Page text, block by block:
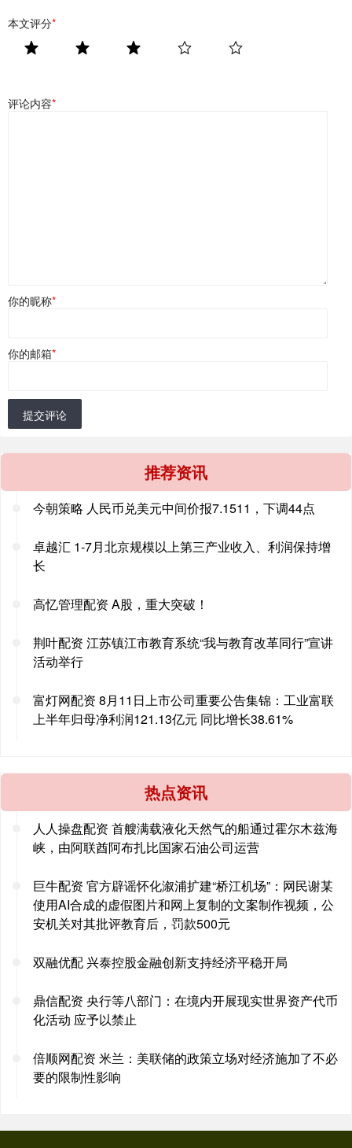
本文评分*
评论内容*
你的昵称*
你的邮箱*
提交评论
推荐资讯
今朝策略 人民币兑美元中间价报7.1511，下调44点
卓越汇 1-7月北京规模以上第三产业收入、利润保持增
长
高忆管理配资 A股，重大突破！
荆叶配资 江苏镇江市教育系统“我与教育改革同行”宣讲
活动举行
富灯网配资 8月11日上市公司重要公告集锦：工业富联
上半年归母净利润121.13亿元 同比增长38.61%
热点资讯
人人操盘配资 首艘满载液化天然气的船通过霍尔木兹海
峡，由阿联酋阿布扎比国家石油公司运营
巨牛配资 官方辟谣怀化溆浦扩建“桥江机场”：网民谢某
使用AI合成的虚假图片和网上复制的文案制作视频，公
安机关对其批评教育后，罚款500元
双融优配 兴泰控股金融创新支持经济平稳开局
鼎信配资 央行等八部门：在境内开展现实世界资产代币
化活动 应予以禁止
倍顺网配资 米兰：美联储的政策立场对经济施加了不必
要的限制性影响